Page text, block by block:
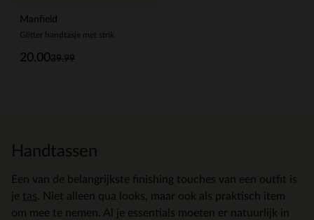
Manfield
Glitter handtasje met strik
39.99
20.00
Handtassen
Een van de belangrijkste finishing touches van een outfit is
je tas . Niet alleen qua looks, maar ook als praktisch item
om mee te nemen. Al je essentials moeten er natuurlijk in